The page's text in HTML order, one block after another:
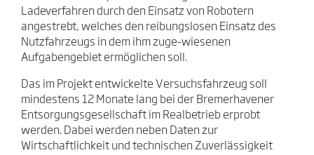
Ladeverfahren durch den Einsatz von Robotern
angestrebt, welches den reibungslosen Einsatz des
Nutzfahrzeugs in dem ihm zuge-wiesenen
Aufgabengebiet ermöglichen soll.
Das im Projekt entwickelte Versuchsfahrzeug soll
mindestens 12 Monate lang bei der Bremerhavener
Entsorgungsgesellschaft im Realbetrieb erprobt
werden. Dabei werden neben Daten zur
Wirtschaftlichkeit und technischen Zuverlässigkeit